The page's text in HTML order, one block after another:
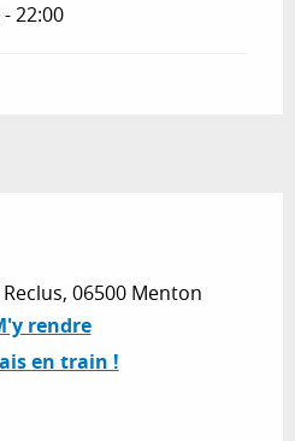
22:00
06500 Menton
rendre
en train !